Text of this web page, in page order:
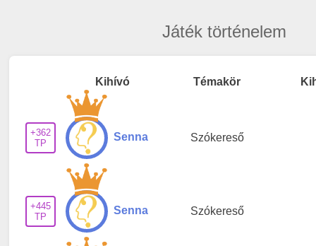
Játék történelem
Kihívó Témakör
+362
TP
Senna Szókereső
+445
TP
Senna Szókereső